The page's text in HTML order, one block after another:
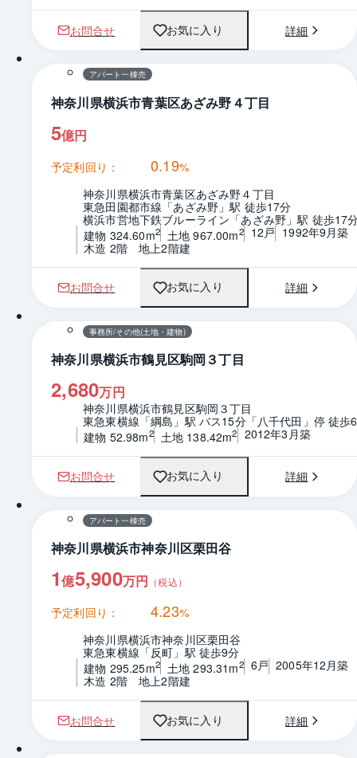
お問合せ お気に入り 詳細
1 / 0 間取り
アパート一棟売
神奈川県横浜市青葉区あざみ野４丁目
5億円
予定利回り： 0.19%
神奈川県横浜市青葉区あざみ野４丁目
東急田園都市線「あざみ野」駅 徒歩17分
横浜市営地下鉄ブルーライン「あざみ野」駅 徒歩17
建物 324.60m2 土地 967.00m2 12戸 1992年9月築
木造 2階　地上2階建
お問合せ お気に入り 詳細
1 / 0 間取り
事務所/その他(土地・建物)
神奈川県横浜市鶴見区駒岡３丁目
2,680万円
神奈川県横浜市鶴見区駒岡３丁目
東急東横線「綱島」駅 バス15分「八千代田」停 徒歩
建物 52.98m2 土地 138.42m2 2012年3月築
お問合せ お気に入り 詳細
1 / 0 間取り
アパート一棟売
神奈川県横浜市神奈川区栗田谷
1億5,900万円 （税込）
予定利回り： 4.23%
神奈川県横浜市神奈川区栗田谷
東急東横線「反町」駅 徒歩9分
建物 295.25m2 土地 293.31m2 6戸 2005年12月築
木造 2階　地上2階建
お問合せ お気に入り 詳細
1 / 0 間取り